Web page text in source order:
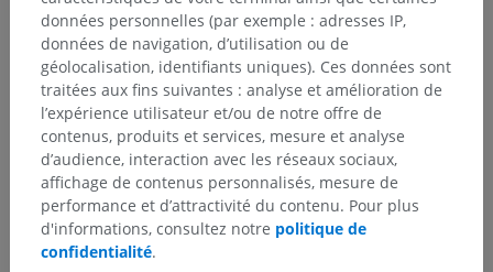
données personnelles (par exemple : adresses IP,
données de navigation, d’utilisation ou de
géolocalisation, identifiants uniques). Ces données sont
traitées aux fins suivantes : analyse et amélioration de
l’expérience utilisateur et/ou de notre offre de
contenus, produits et services, mesure et analyse
d’audience, interaction avec les réseaux sociaux,
affichage de contenus personnalisés, mesure de
performance et d’attractivité du contenu. Pour plus
d'informations, consultez notre politique de
confidentialité.